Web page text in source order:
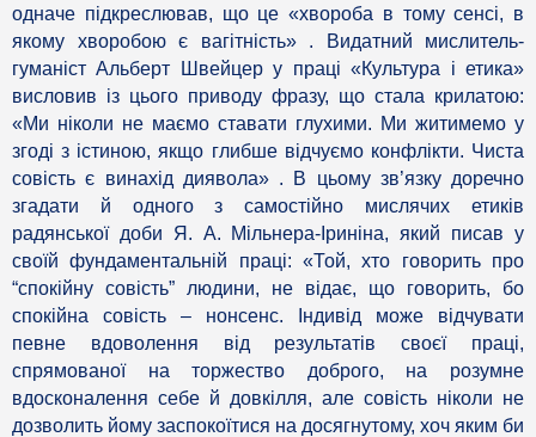
одначе підкреслював, що це «хвороба в тому сенсі, в
якому хворобою є вагітність» . Видатний мислитель-
гуманіст Альберт Швейцер у праці «Культура і етика»
висловив із цього приводу фразу, що стала крилатою:
«Ми ніколи не маємо ставати глухими. Ми житимемо у
згоді з істиною, якщо глибше відчуємо конфлікти. Чиста
совість є винахід диявола» . В цьому зв’язку доречно
згадати й одного з самостійно мислячих етиків
радянської доби Я. А. Мільнера-Іриніна, який писав у
своїй фундаментальній праці: «Той, хто говорить про
“спокійну совість” людини, не відає, що говорить, бо
спокійна совість – нонсенс. Індивід може відчувати
певне вдоволення від результатів своєї праці,
спрямованої на торжество доброго, на розумне
вдосконалення себе й довкілля, але совість ніколи не
дозволить йому заспокоїтися на досягнутому, хоч яким би